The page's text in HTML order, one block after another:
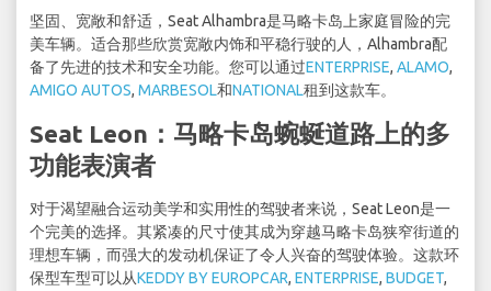
坚固、宽敞和舒适，Seat Alhambra是马略卡岛上家庭冒险的完
美车辆。适合那些欣赏宽敞内饰和平稳行驶的人，Alhambra配
备了先进的技术和安全功能。您可以通过ENTERPRISE, ALAMO,
AMIGO AUTOS, MARBESOL和NATIONAL租到这款车。
Seat Leon：马略卡岛蜿蜒道路上的多
功能表演者
对于渴望融合运动美学和实用性的驾驶者来说，Seat Leon是一
个完美的选择。其紧凑的尺寸使其成为穿越马略卡岛狭窄街道的
理想车辆，而强大的发动机保证了令人兴奋的驾驶体验。这款环
保型车型可以从KEDDY BY EUROPCAR, ENTERPRISE, BUDGET,